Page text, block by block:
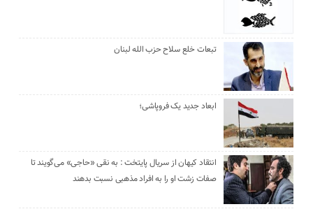
تبعات خلع سلاح حزب الله لبنان
ابعاد جدید یک فروپاشی؛
انتقاد کیهان از سریال پایتخت : به نقی «حاجی» می‌گویند تا
صفات زشت او را به افراد مذهبی نسبت بدهند